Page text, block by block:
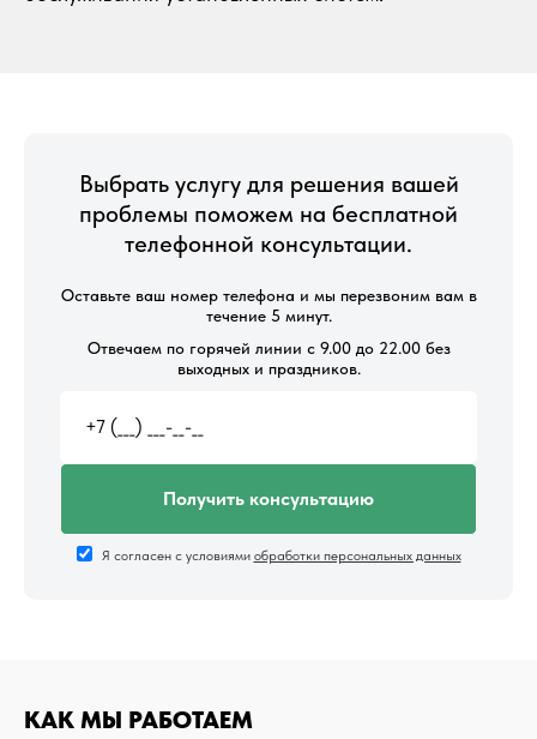
Выбрать услугу для решения вашей
проблемы поможем на бесплатной
телефонной консультации.
Оставьте ваш номер телефона и мы перезвоним вам в
течение 5 минут.
Отвечаем по горячей линии с 9.00 до 22.00 без
выходных и праздников.
Получить консультацию
Я согласен с условиями обработки персональных данных
КАК МЫ РАБОТАЕМ